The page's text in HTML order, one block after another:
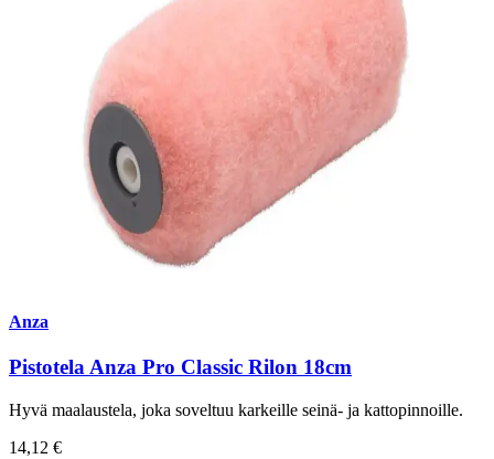
Anza
Pistotela Anza Pro Classic Rilon 18cm
Hyvä maalaustela, joka soveltuu karkeille seinä- ja kattopinnoille.
14,12 €